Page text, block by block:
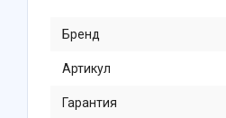
Бренд
Артикул
Гарантия